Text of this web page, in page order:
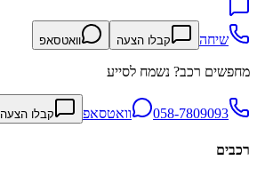
שיחה קבלו הצעה וואטסאפ
מחפשים רכב? נשמח לסייע
058-7809093 וואטסאפ קבלו הצעה
רכבים